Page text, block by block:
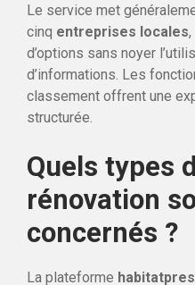
Le service met
cinq entreprises locales
d’options sans noyer
d’informations. Les
classement offrent une
structurée.
Quels types
rénovation
concernés ?
La plateforme